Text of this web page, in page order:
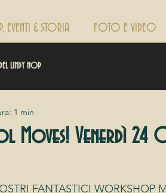
EVENTI & STORIA FOTO E VIDEO
LINDY HOP
Moves! Venerdì
1 min
FANTASTICI WORKSHOP